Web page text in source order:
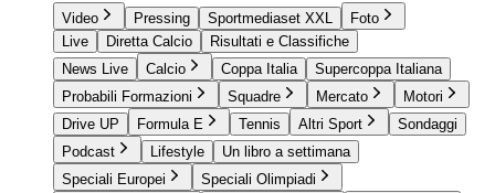
Video Pressing Sportmediaset XXL
Foto
Live
Diretta Calcio
Risultati e Classifiche
News Live
Calcio Coppa Italia
Supercoppa Italiana
Probabili Formazioni
Squadre Mercato
Motori
Drive UP
Formula E Tennis Altri Sport
Sondaggi
Podcast
Lifestyle
Un libro a settimana
Speciali Europei
Speciali Olimpiadi